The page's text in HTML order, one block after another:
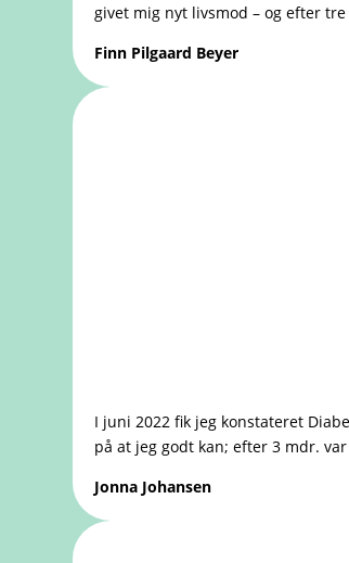
givet mig nyt livsmod – og efter
Finn Pilgaard Beyer
I juni 2022 fik jeg konstateret
på at jeg godt kan; efter 3 mdr.
Jonna Johansen